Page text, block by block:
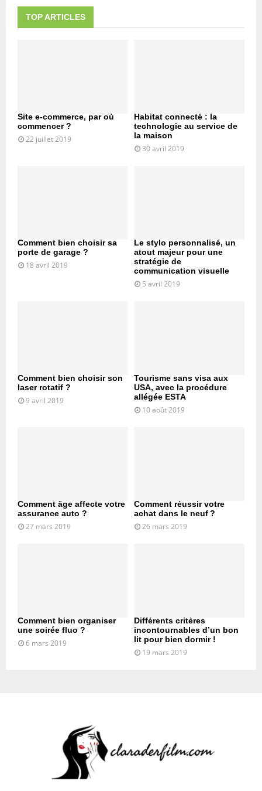
TOP ARTICLES
Site e-commerce, par où
commencer ?
22 juillet 2019
Habitat connecté : la
technologie au service de
la maison
30 avril 2019
Comment bien choisir sa
porte de garage ?
18 avril 2019
Le stylo personnalisé, un
atout majeur pour une
stratégie de
communication visuelle
5 avril 2019
Comment bien choisir son
laser rotatif ?
9 avril 2019
Tourisme sans visa aux
USA, avec la procédure
allégée ESTA
10 août 2019
Comment âge affecte votre
assurance auto ?
27 mars 2019
Comment réussir votre
achat dans le neuf ?
26 mars 2019
Comment bien organiser
une soirée fluo ?
6 mars 2019
Différents critères
incontournables d’un bon
lit pour bien dormir !
19 mars 2019